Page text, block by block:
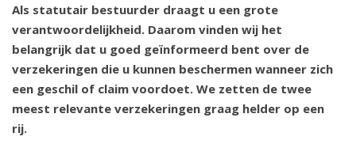
Als statutair bestuurder draagt u een grote
verantwoordelijkheid. Daarom vinden wij het
belangrijk dat u goed geïnformeerd bent over de
verzekeringen die u kunnen beschermen wanneer zich
een geschil of claim voordoet. We zetten de twee
meest relevante verzekeringen graag helder op een
rij.